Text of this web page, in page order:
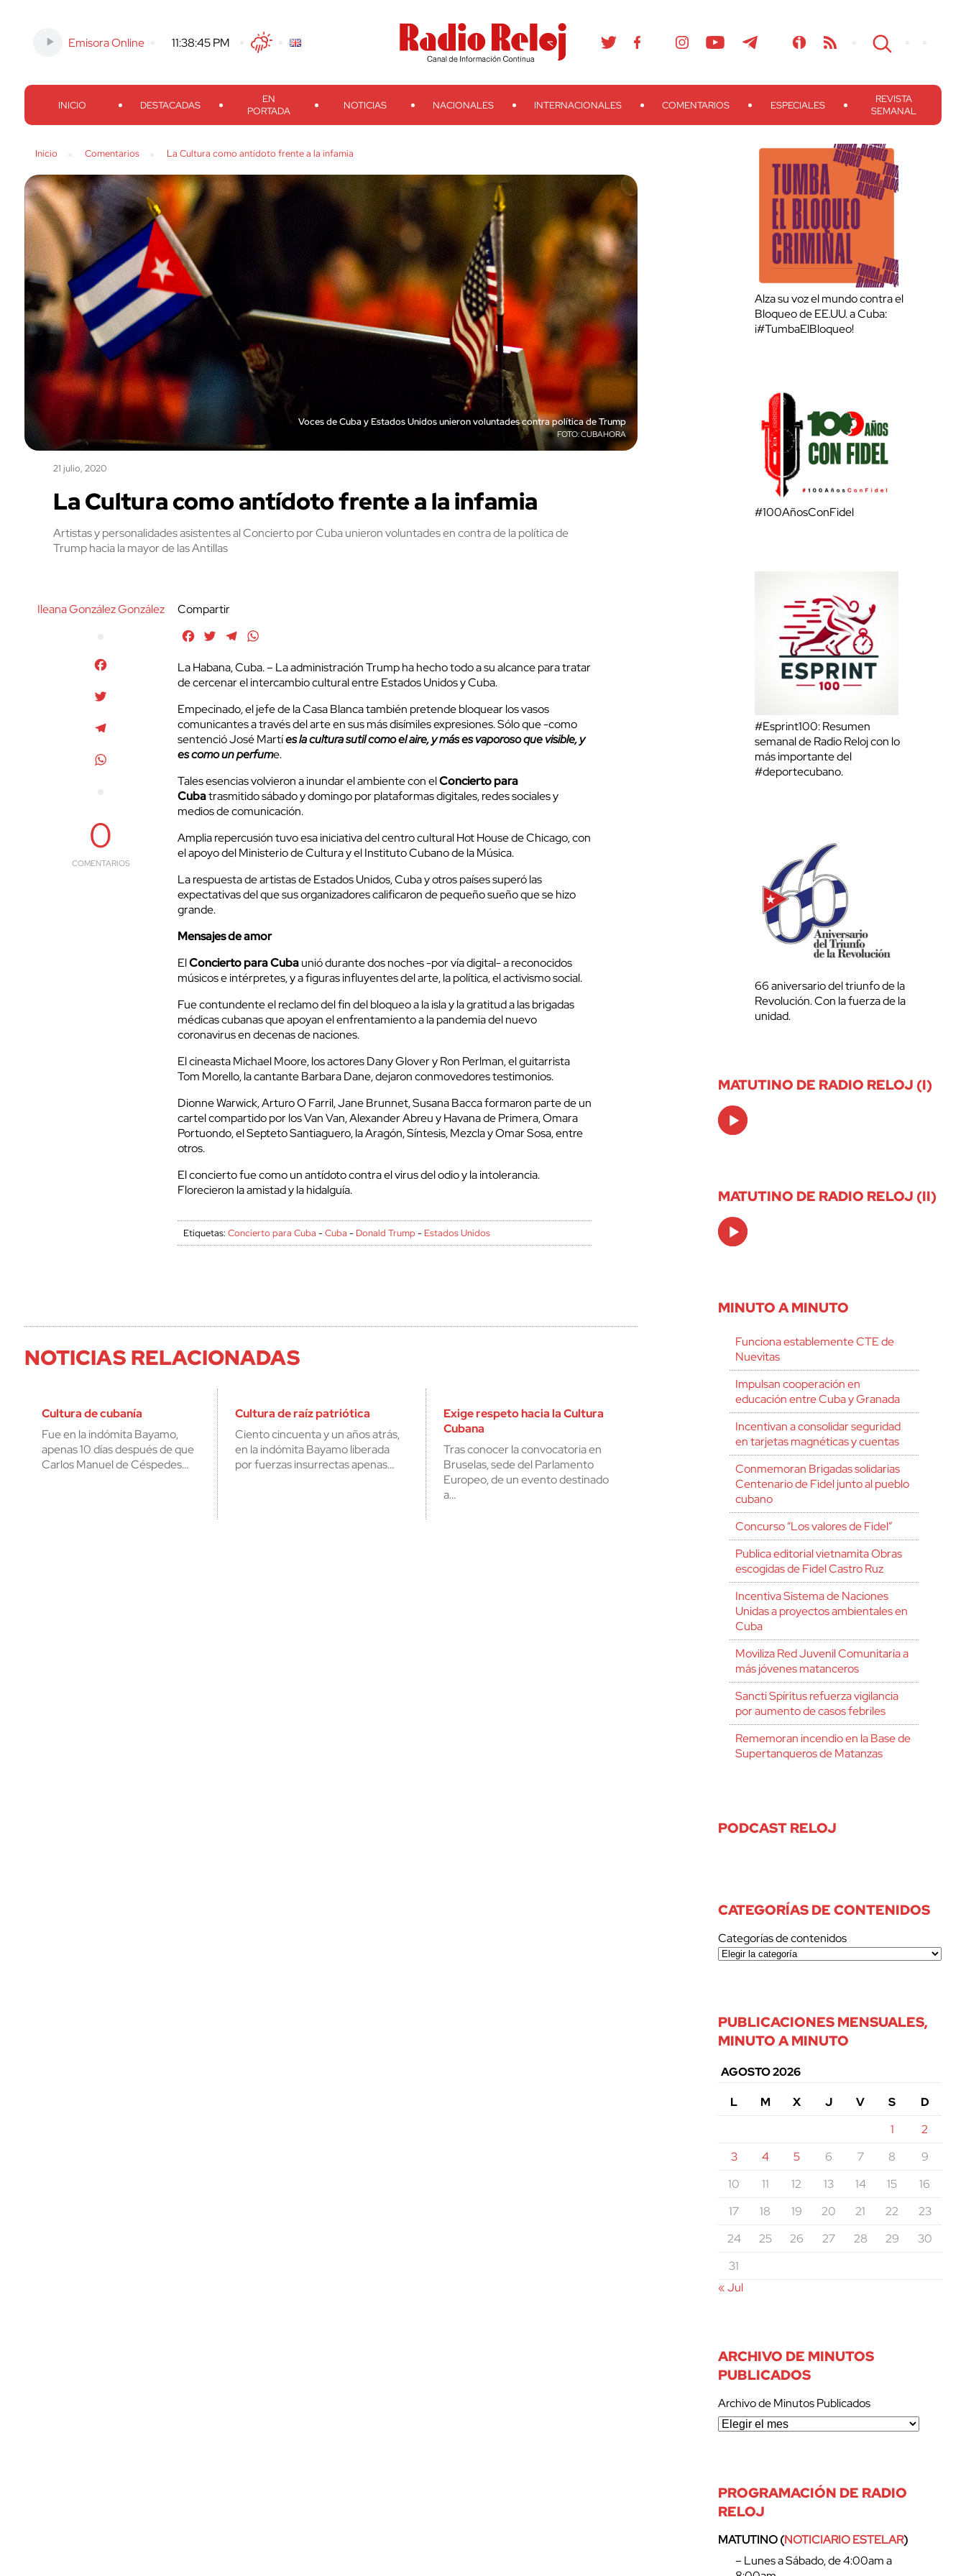
Emisora Online -11:38:45 PM TwitterFacebook
Threads
Instagram TelegramTeveo Ivoox RSS Search
INICIO DESTACADAS
EN
PORTADA
NOTICIAS NACIONALES INTERNACIONALES COMENTARIOS ESPECIALES
REVISTA
SEMANAL
Inicio Comentarios La Cultura como antídoto frente a la infamia
Voces de Cuba y Estados Unidos unieron voluntades contra política de Trump
CUBAHORA
21 julio, 2020
La Cultura como antídoto frente a la infamia
Artistas y personalidades asistentes al Concierto por Cuba unieron voluntades en contra de la política de
Trump hacia la mayor de las Antillas
Ileana González González
0
COMENTARIOS
Compartir
FacebookTwitterTelegram
La Habana, Cuba. – La administración Trump ha hecho todo a su alcance para tratar
de cercenar el intercambio cultural entre Estados Unidos y Cuba.
Empecinado, el jefe de la Casa Blanca también pretende bloquear los vasos
comunicantes a través del arte en sus más disímiles expresiones. Sólo que -como
sentenció José Martíes la cultura sutil como el aire, y más es vaporoso que visible, y
es como un perfume.
Tales esencias volvieron a inundar el ambiente con elConcierto para
Cubatrasmitido sábado y domingo por plataformas digitales, redes sociales y
medios de comunicación.
Amplia repercusión tuvo esa iniciativa del centro cultural Hot House de Chicago, con
el apoyo del Ministerio de Cultura y el Instituto Cubano de la Música.
La respuesta de artistas de Estados Unidos, Cuba y otros países superó las
expectativas del que sus organizadores calificaron de pequeño sueño que se hizo
grande.
Mensajes de amor
ElConcierto para Cubaunió durante dos noches -por vía digital- a reconocidos
músicos e intérpretes, y a figuras influyentes del arte, la política, el activismo social.
Fue contundente el reclamo del fin del bloqueo a la isla y la gratitud a las brigadas
médicas cubanas que apoyan el enfrentamiento a la pandemia del nuevo
coronavirus en decenas de naciones.
El cineasta Michael Moore, los actores Dany Glover y Ron Perlman, el guitarrista
Tom Morello, la cantante Barbara Dane, dejaron conmovedores testimonios.
Dionne Warwick, Arturo O Farril, Jane Brunnet, Susana Bacca formaron parte de un
cartel compartido por los Van Van, Alexander Abreu y Havana de Primera, Omara
Portuondo, el Septeto Santiaguero, la Aragón, Síntesis, Mezcla y Omar Sosa, entre
otros.
El concierto fue como un antídoto contra el virus del odio y la intolerancia.
Florecieron la amistad y la hidalguía.
Etiquetas:Concierto para Cuba -Cuba - Donald Trump - Estados Unidos
NOTICIAS RELACIONADAS
Cultura de cubanía
Fue en la indómita Bayamo,
apenas 10 días después de que
Carlos Manuel de Céspedes…
Cultura de raíz patriótica
Ciento cincuenta y un años atrás,
en la indómita Bayamo liberada
por fuerzas insurrectas apenas…
Exige respeto hacia la Cultura
Cubana
Tras conocer la convocatoria en
Bruselas, sede del Parlamento
Europeo, de un evento destinado
a…
Alza su voz el mundo contra el
Bloqueo de EE.UU. a Cuba:
¡#TumbaElBloqueo!
#100AñosConFidel
#Esprint100: Resumen
semanal de Radio Reloj con lo
más importante del
#deportecubano.
66 aniversario del triunfo de la
Revolución. Con la fuerza de la
unidad.
MATUTINO DE RADIO RELOJ (I)
Audio
Player
MATUTINO DE RADIO RELOJ (II)
Audio
Player
MINUTO A MINUTO
Funciona establemente CTE de
Nuevitas
Impulsan cooperación en
educación entre Cuba y Granada
Incentivan a consolidar seguridad
en tarjetas magnéticas y cuentas
Conmemoran Brigadas solidarias
Centenario de Fidel junto al pueblo
cubano
Concurso “Los valores de Fidel”
Publica editorial vietnamita Obras
escogidas de Fidel Castro Ruz
Incentiva Sistema de Naciones
Unidas a proyectos ambientales en
Cuba
Moviliza Red Juvenil Comunitaria a
más jóvenes matanceros
Sancti Spíritus refuerza vigilancia
por aumento de casos febriles
Rememoran incendio en la Base de
Supertanqueros de Matanzas
PODCAST RELOJ
CATEGORÍAS DE CONTENIDOS
Categorías de contenidos
PUBLICACIONES MENSUALES,
MINUTO A MINUTO
AGOSTO 2026
L
M X J V S
D
1
2
3
4 5 6 7 8
9
10
11 12 13 14 15
16
17
18 19 20 21 22
23
24
25 26 27 28 29
30
31
« Jul
ARCHIVO DE MINUTOS
PUBLICADOS
Archivo de Minutos Publicados
PROGRAMACIÓN DE RADIO
RELOJ
MATUTINO (NOTICIARIO ESTELAR)
– Lunes a Sábado, de 4:00am a